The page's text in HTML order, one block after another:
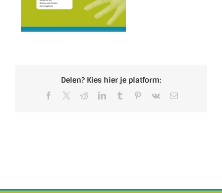
Delen? Kies hier je platform:
Facebook RedditLinkedInTumblr Pinterest
Vk
E-